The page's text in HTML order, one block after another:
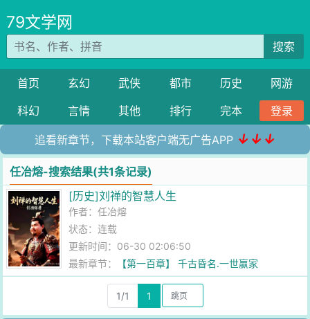
79文学网
搜索
首页 玄幻 武侠 都市 历史
网游
科幻
言情 其他 排行 完本 登录
追看新章节，下载本站客户端无广告APP ↓↓↓
任冶熔-搜索结果(共1条记录)
[历史]刘禅的智慧人生
作者：任冶熔
状态：连载
更新时间：06-30 02:06:50
最新章节：
【第一百章】 千古昏名.一世赢家
1/1 1